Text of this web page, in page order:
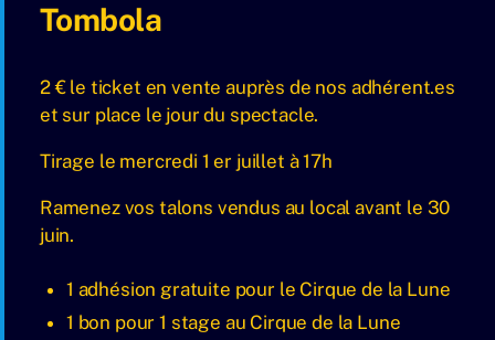
Tombola
2 € le ticket en vente auprès de nos adhérent.es
et sur place le jour du spectacle.
Tirage le mercredi 1 er juillet à 17h
Ramenez vos talons vendus au local avant le 30
juin.
1 adhésion gratuite pour le Cirque de la Lune
1 bon pour 1 stage au Cirque de la Lune